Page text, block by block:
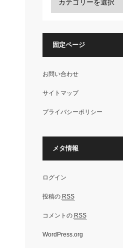
固定ページ
お問い合わせ
サイトマップ
プライバシーポリシー
メタ情報
ログイン
投稿の RSS
コメントの RSS
WordPress.org